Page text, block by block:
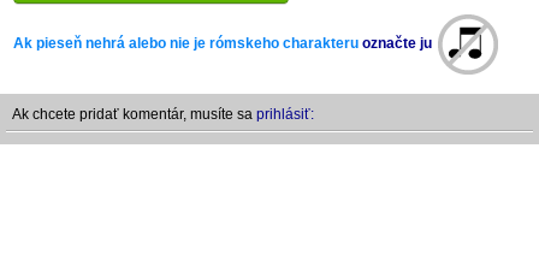
Ak pieseň nehrá alebo nie je rómskeho charakteru označte ju
Ak chcete pridať komentár, musíte sa prihlásiť: